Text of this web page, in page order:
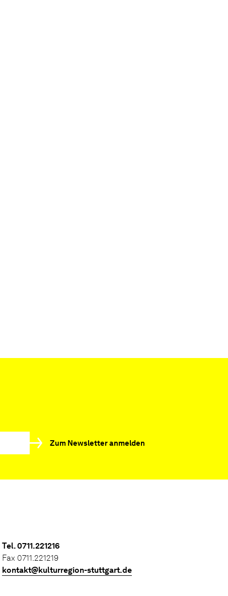
Zum Newsletter anmelden
Tel. 0711.221216
Fax 0711.221219
kontakt@kulturregion-stuttgart.de